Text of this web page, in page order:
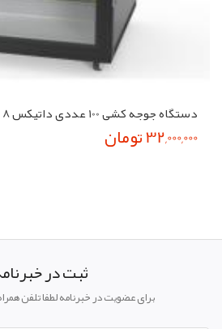
اسلت ۵۰ در ۵۰ رنگی پارس کف پوش مرغ و دام سبک
450,000 تومان
ثبت در
برای عضویت در خبرنامه لطفا تلفن